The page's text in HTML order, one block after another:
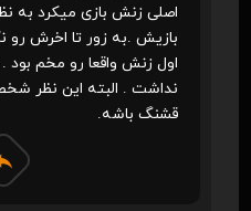
اصلی زنش بازی میکرد به
بازیش .به زور تا اخرش رو
اول زنش واقعا رو مخم
نداشت . البته این نظر
قشنگ باشه.